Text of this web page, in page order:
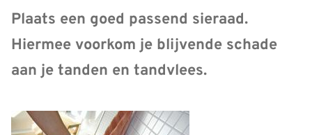
Plaats een goed passend sieraad.
Hiermee voorkom je blijvende schade
aan je tanden en tandvlees.